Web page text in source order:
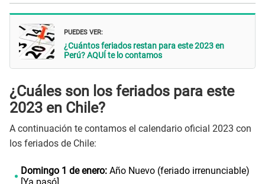
PUEDES VER:
¿Cuántos feriados restan para este 2023 en
Perú? AQUÍ te lo contamos
¿Cuáles son los feriados para este
2023 en Chile?
A continuación te contamos el calendario oficial 2023 con
los feriados de Chile:
Domingo 1 de enero: Año Nuevo (feriado irrenunciable)